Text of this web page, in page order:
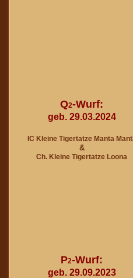
Q2-Wurf:
geb. 29.03.2024
IC Kleine Tigertatze Manta
&
Ch. Kleine Tigertatze Loona
P2-Wurf:
geb. 29.09.2023